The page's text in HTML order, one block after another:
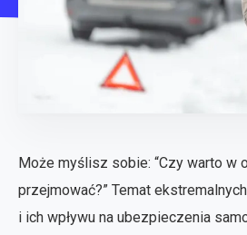
Może myślisz sobie: “Czy warto w
przejmować?” Temat
i ich wpływu na ubezpieczenia